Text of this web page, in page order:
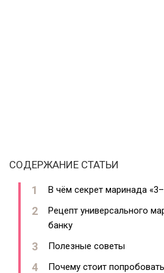
СОДЕРЖАНИЕ СТАТЬИ
В чём секрет маринада
Рецепт универсального
банку
Полезные советы
Почему стоит